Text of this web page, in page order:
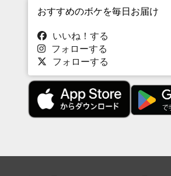
おすすめのボケを毎日お届け
いいね！する
フォローする
フォローする